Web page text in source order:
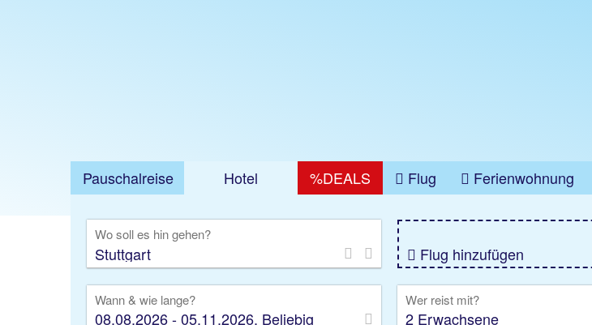
Pauschalreise Hotel %DEALS Flug Ferienwohnung
Wo soll es hin gehen?
Flug hinzufügen
Wann & wie lange?
08.08.2026 - 05.11.2026, Beliebig
Wer reist mit?
2 Erwachsene